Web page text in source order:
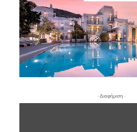
- Διαφήμιση -